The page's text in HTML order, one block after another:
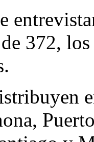
372,